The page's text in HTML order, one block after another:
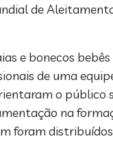
de
e bonecos bebês
de uma
o público
na
foram